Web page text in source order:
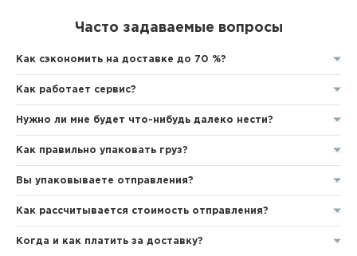
Часто задаваемые вопросы
Как сэкономить на доставке до 70 %?
Как работает сервис?
Нужно ли мне будет что-нибудь далеко нести?
Как правильно упаковать груз?
Вы упаковываете отправления?
Как рассчитывается стоимость отправления?
Когда и как платить за доставку?